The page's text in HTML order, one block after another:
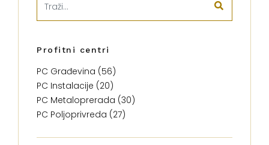
Profitni centri
PC Građevina (56)
PC Instalacije (20)
PC Metaloprerada (30)
PC Poljoprivreda (27)